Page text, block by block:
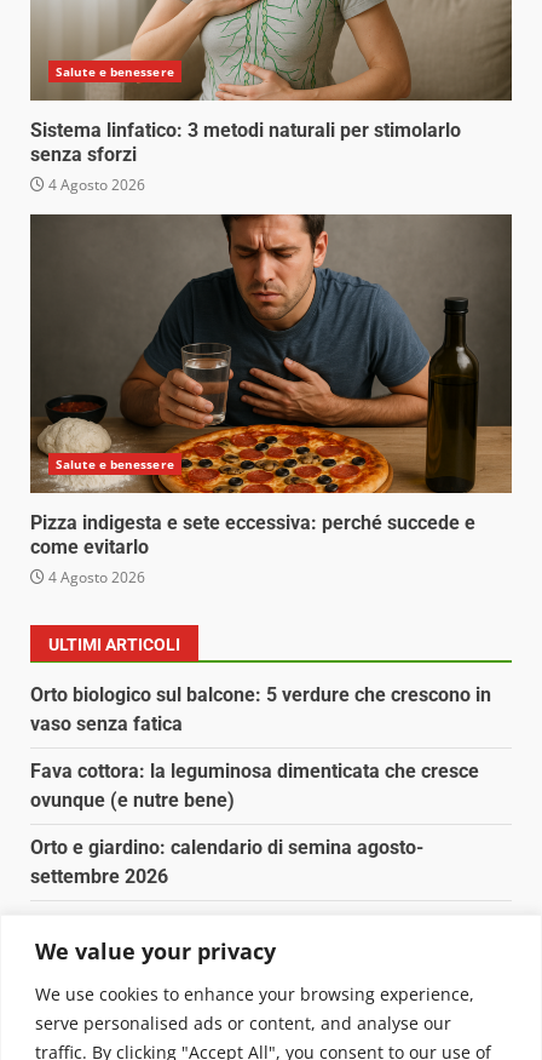
We value your privacy
We use cookies to enhance your browsing experience,
serve personalised ads or content, and analyse our
traffic. By clicking "Accept All", you consent to our use of
Salute e benessere
Sistema linfatico: 3 metodi naturali per stimolarlo
senza sforzi
4 Agosto 2026
Salute e benessere
Pizza indigesta e sete eccessiva: perché succede e
come evitarlo
4 Agosto 2026
ULTIMI ARTICOLI
Orto biologico sul balcone: 5 verdure che crescono in
vaso senza fatica
Fava cottora: la leguminosa dimenticata che cresce
ovunque (e nutre bene)
Orto e giardino: calendario di semina agosto-
settembre 2026
Fava cottora: come cucinarla, quando è di stagione e
perché vale la pena